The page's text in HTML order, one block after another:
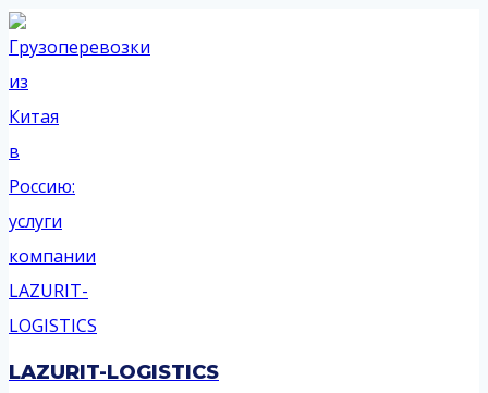
Перейти
к
содержимому
LAZURIT-LOGISTICS